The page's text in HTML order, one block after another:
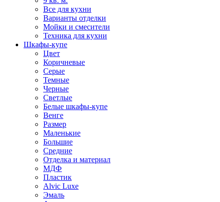
Все для кухни
Варианты отделки
Мойки и смесители
Техника для кухни
Шкафы-купе
Цвет
Коричневые
Серые
Темные
Черные
Светлые
Белые шкафы-купе
Венге
Размер
Маленькие
Большие
Средние
Отделка и материал
МДФ
Пластик
Alvic Luxe
Эмаль